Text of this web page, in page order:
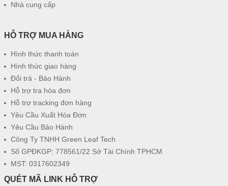
Nhà cung cấp
HỖ TRỢ MUA HÀNG
Hình thức thanh toán
Hình thức giao hàng
Đổi trả - Bảo Hành
Hỗ trợ tra hóa đơn
Hỗ trợ tracking đơn hàng
Yêu Cầu Xuất Hóa Đơn
Yêu Cầu Bảo Hành
Công Ty TNHH Green Leaf Tech
Số GPĐKGP: 778561/22 Sở Tài Chính TPHCM
MST: 0317602349
QUÉT MÃ LINK HỖ TRỢ